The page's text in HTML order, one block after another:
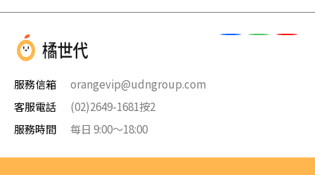
服務信箱
orangevip@udngroup.com
客服電話
(02)2649-1681按2
服務時間
每日 9:00～18:00